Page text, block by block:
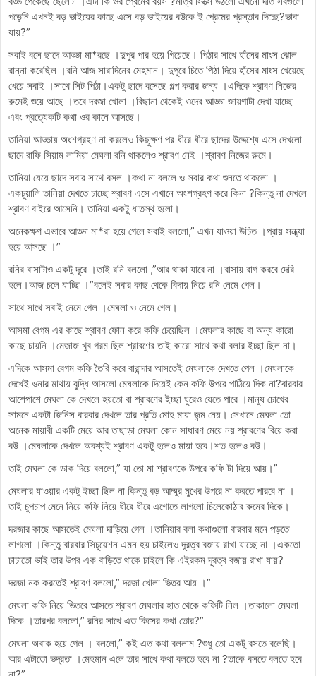
পড়েনি এখনই বড় ভাইয়ের কাছে এসে বড় ভাইয়ের বউকে ই প্রেমের প্রস্তাব দিচ্ছে?ভাবা
যায়?”
সবাই বসে ছাদে আড্ডা মা*রছে ।দুপুর পার হয়ে গিয়েছে। পিঠার সাথে হাঁসের মাংস ঝোল
রান্না করেছিল ।রনি আজ সারাদিনের মেহমান। দুপুরে চিতে পিঠা দিয়ে হাঁসের মাংস খেয়েছে
খেয়ে সবাই ।সাথে সিট পিঠা।একটু ছাদে বসেছে গল্প করার জন্য ।এদিকে শ্রাবণ নিজের
রুমেই শুয়ে আছে ।তবে দরজা খোলা ।বিছানা থেকেই ওদের আড্ডা জায়গাটা দেখা যাচ্ছে
এবং প্রত্যেকটি কথা ওর কানে আসছে।
তানিয়া আড্ডায় অংশগ্রহণ না করলেও কিছুক্ষণ পর ধীরে ধীরে ছাদের উদ্দেশ্যে এসে দেখলো
ছাদে রাফি সিয়াম লামিয়া মেঘলা রনি থাকলেও শ্রাবণ নেই ।শ্রাবণ নিজের রুমে।
তানিয়া যেয়ে ছাদে সবার সাথে বসল ।কথা না বললে ও সবার কথা শুনতে থাকলো ।
একচুয়ালি তানিয়া দেখতে চাচ্ছে শ্রাবণ এসে এখানে অংশগ্রহণ করে কিনা ?কিন্তু না দেখলে
শ্রাবণ বাইরে আসেনি। তানিয়া একটু ধাতস্থ হলো।
অনেকক্ষণ এভাবে আড্ডা মা*রা হয়ে গেলে সবাই বললো,” এখন যাওয়া উচিত ।প্রায় সন্ধ্যা
হয়ে আসছে ।”
রনির বাসাটাও একটু দূরে ।তাই রনি বললো ,”আর থাকা যাবে না ।বাসায় রাগ করবে দেরি
হলে।আজ চলে যাচ্ছি ।”বলেই সবার কাছ থেকে বিদায় নিয়ে রনি নেমে গেল।
সাথে সাথে সবাই নেমে গেল ।মেঘলা ও নেমে গেল।
আসমা বেগম এর কাছে শ্রাবণ ফোন করে কফি চেয়েছিল ।মেঘলার কাছে বা অন্য কারো
কাছে চায়নি ।মেজাজ খুব গরম ছিল শ্রাবণের তাই কারো সাথে কথা বলার ইচ্ছা ছিল না।
এদিকে আসমা বেগম কফি তৈরি করে বারান্দার আসতেই মেঘলাকে দেখতে পেল ।মেঘলাকে
দেখেই ওনার মাথায় বুদ্ধি আসলো মেঘলাকে দিয়েই কেন কফি উপরে পাঠিয়ে দিক না?বারবার
আশেপাশে মেঘলা কে দেখলে হয়তো বা শ্রাবণের ইচ্ছা ঘুরেও যেতে পারে ।মানুষ চোখের
সামনে একটা জিনিস বারবার দেখলে তার প্রতি মোহ মায়া জন্ম নেয়। সেখানে মেঘলা তো
অনেক মায়াবী একটি মেয়ে আর তাছাড়া মেঘলা কোন সাধারণ মেয়ে নয় শ্রাবণের বিয়ে করা
বউ ।মেঘলাকে দেখলে অবশ্যই শ্রাবণ একটু হলেও মায়া হবে।শত হলেও বউ।
তাই মেঘলা কে ডাক দিয়ে বললো,” যা তো মা শ্রাবণকে উপরে কফি টা দিয়ে আয়।”
মেঘলার যাওয়ার একটু ইচ্ছা ছিল না কিন্তু বড় আম্মুর মুখের উপরে না করতে পারবে না ।
তাই চুপচাপ মেনে নিয়ে কফি নিয়ে ধীরে ধীরে এগোতে লাগলো চিলেকোঠার রুমের দিকে।
দরজার কাছে আসতেই মেঘলা দাড়িয়ে গেল ।তানিয়ার বলা কথাগুলো বারবার মনে পড়তে
লাগলো ।কিন্তু বারবার সিচুয়েশন এমন হয় চাইলেও দূরত্ব বজায় রাখা যাচ্ছে না ।একতো
চাচাতো ভাই তার উপর এক বাড়িতে থাকে চাইলে কি এইরকম দূরত্ব বজায় রাখা যায়?
দরজা নক করতেই শ্রাবণ বললো,” দরজা খোলা ভিতর আয় ।”
মেঘলা কফি নিয়ে ভিতরে আসতে শ্রাবণ মেঘলার হাত থেকে কফিটি নিল ।তাকালো মেঘলা
দিকে ।তারপর বললো,” রনির সাথে এত কিসের কথা তোর?”
মেঘলা অবাক হয়ে গেল । বললো,” কই এত কথা বললাম ?শুধু তো একটু বসতে বলেছি।
আর এটাতো ভদ্রতা ।মেহমান এলে তার সাথে কথা বলতে হবে না ?তাকে বসতে বলতে হবে